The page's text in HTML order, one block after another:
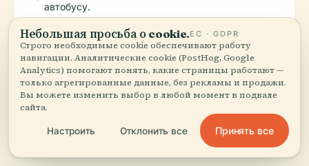
автобусу.
Совместите посещение с исследованием
местных достопримечательностей.
Заранее свяжитесь с кинотеатром по вопросам
Небольшая просьба о cookie.ЕС · GDPR
Строго необходимые cookie обеспечивают работу
навигации. Аналитические cookie (PostHog, Google
Analytics) помогают понять, какие страницы работают —
только агрегированные данные, без рекламы и продажи.
Вы можете изменить выбор в любой момент в подвале
сайта.
Настроить Отклонить все Принять все